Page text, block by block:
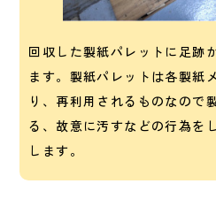
回収した製紙パレットに足跡
ます。製紙パレットは各製紙
り、再利用されるものなので
る、故意に汚すなどの行為を
します。